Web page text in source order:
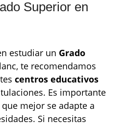
Superior en
estudiar un Grado
te recomendamos
centros educativos
Es importante
mejor se adapte a
Si necesitas